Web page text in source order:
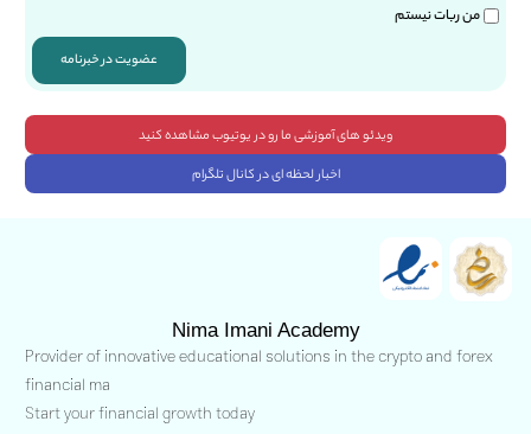
من ربات نیستم
عضویت در خبرنامه
ویدئو های آموزشی ما رو در یوتیوب مشاهده کنید
اخبار لحظه ای در کانال تلگرام
Nima Imani Academy
Provider of innovative educational solutions in the crypto and forex
financial ma
Start your financial growth today